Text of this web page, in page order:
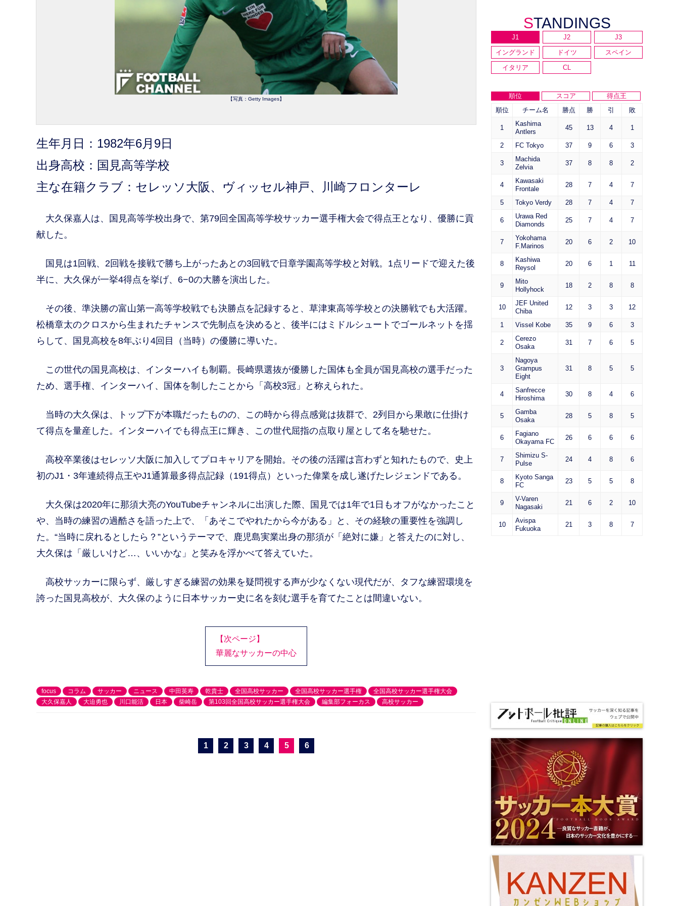
【写真：Getty Images】
生年月日：1982年6月9日
出身高校：国見高等学校
主な在籍クラブ：セレッソ大阪、ヴィッセル神戸、川崎フロンターレ
大久保嘉人は、国見高等学校出身で、第79回全国高等学校サッカー選手権大会で得点王となり、優勝に貢
献した。
国見は1回戦、2回戦を接戦で勝ち上がったあとの3回戦で日章学園高等学校と対戦。1点リードで迎えた後
半に、大久保が一挙4得点を挙げ、6−0の大勝を演出した。
その後、準決勝の富山第一高等学校戦でも決勝点を記録すると、草津東高等学校との決勝戦でも大活躍。
松橋章太のクロスから生まれたチャンスで先制点を決めると、後半にはミドルシュートでゴールネットを揺
らして、国見高校を8年ぶり4回目（当時）の優勝に導いた。
この世代の国見高校は、インターハイも制覇。長崎県選抜が優勝した国体も全員が国見高校の選手だった
ため、選手権、インターハイ、国体を制したことから「高校3冠」と称えられた。
当時の大久保は、トップ下が本職だったものの、この時から得点感覚は抜群で、2列目から果敢に仕掛け
て得点を量産した。インターハイでも得点王に輝き、この世代屈指の点取り屋として名を馳せた。
高校卒業後はセレッソ大阪に加入してプロキャリアを開始。その後の活躍は言わずと知れたもので、史上
初のJ1・3年連続得点王やJ1通算最多得点記録（191得点）といった偉業を成し遂げたレジェンドである。
大久保は2020年に那須大亮のYouTubeチャンネルに出演した際、国見では1年で1日もオフがなかったこと
や、当時の練習の過酷さを語った上で、「あそこでやれたから今がある」と、その経験の重要性を強調し
た。“当時に戻れるとしたら？”というテーマで、鹿児島実業出身の那須が「絶対に嫌」と答えたのに対し、
大久保は「厳しいけど…、いいかな」と笑みを浮かべて答えていた。
高校サッカーに限らず、厳しすぎる練習の効果を疑問視する声が少なくない現代だが、タフな練習環境を
誇った国見高校が、大久保のように日本サッカー史に名を刻む選手を育てたことは間違いない。
【次ページ】
華麗なサッカーの中心
focus コラム サッカー ニュース 中田英寿 乾貴士 全国高校サッカー 全国高校サッカー選手権
全国高校サッカー選手権大会
大久保嘉人
大迫勇也 川口能活 日本 柴崎岳 第103回全国高校サッカー選手権大会 編集部フォーカス 高校サッカー
1 2 3 4 5 6
STANDINGS
J1 J2
J3
イングランド
ドイツ
スペイン
イタリア
CL
順位 スコア
得点王
順位
チーム名 勝点 勝 引 敗
1
Kashima
Antlers
45 13 4 1
2 FC Tokyo 37 9 6 3
3
Machida
Zelvia
37 8 8 2
4
Kawasaki
Frontale
28 7 4 7
5 Tokyo Verdy 28 7 4 7
6
Urawa Red
Diamonds
25 7 4 7
7
Yokohama
F.Marinos
20 6 2 10
8
Kashiwa
Reysol
20 6 1 11
9
Mito
Hollyhock
18 2 8 8
10
JEF United
Chiba
12 3 3 12
1 Vissel Kobe 35 9 6 3
2
Cerezo
Osaka
31 7 6 5
3
Nagoya
Grampus
Eight
31 8 5 5
4
Sanfrecce
Hiroshima
30 8 4 6
5
Gamba
Osaka
28 5 8 5
6
Fagiano
Okayama FC
26 6 6 6
7
Shimizu S-
Pulse
24 4 8 6
8
Kyoto Sanga
FC
23 5 5 8
9
V-Varen
Nagasaki
21 6 2 10
10
Avispa
Fukuoka
21 3 8 7